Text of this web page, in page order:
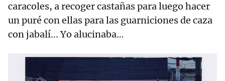
caracoles, a recoger castañas para luego hacer
un puré con ellas para las guarniciones de caza
con jabalí... Yo alucinaba…